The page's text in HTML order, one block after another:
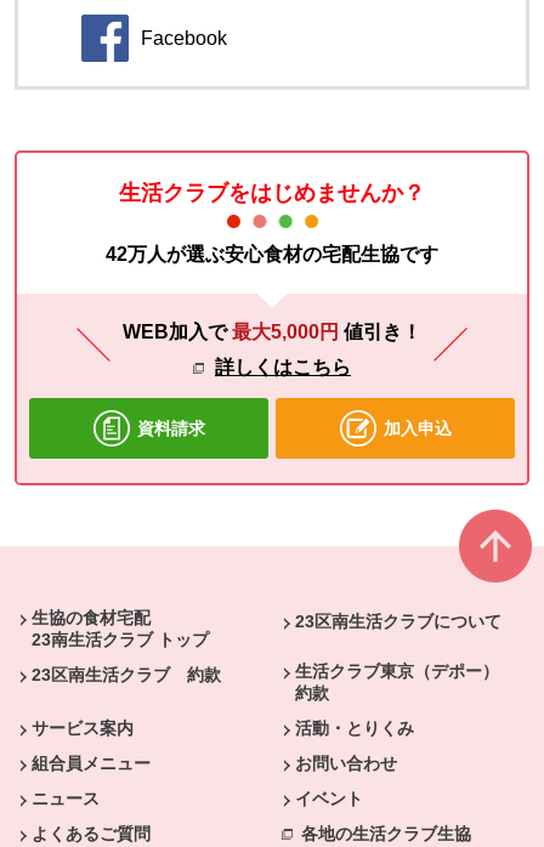
Facebook
別のウィンドウで開きます。
生活クラブをはじめませんか？
42万人が選ぶ安心食材の宅配生協です
WEB加入で最大5,000円 値引き！
詳しくはこちら
資料請求 加入申込
生協の食材宅配
23南生活クラブ トップ
23区南生活クラブについて
23区南生活クラブ 約款
生活クラブ東京（デポー）
約款
サービス案内
活動・とりくみ
組合員メニュー
お問い合わせ
ニュース
イベント
よくあるご質問
各地の生活クラブ生協